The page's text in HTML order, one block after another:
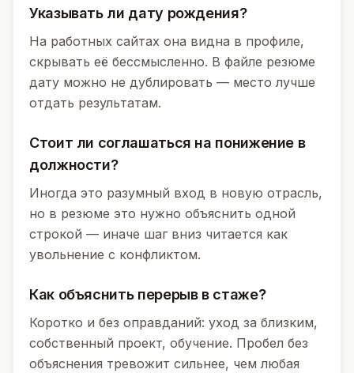
Указывать ли дату рождения?
На работных сайтах она видна в профиле,
скрывать её бессмысленно. В файле резюме
дату можно не дублировать — место лучше
отдать результатам.
Стоит ли соглашаться на понижение в
должности?
Иногда это разумный вход в новую отрасль,
но в резюме это нужно объяснить одной
строкой — иначе шаг вниз читается как
увольнение с конфликтом.
Как объяснить перерыв в стаже?
Коротко и без оправданий: уход за близким,
собственный проект, обучение. Пробел без
объяснения тревожит сильнее, чем любая